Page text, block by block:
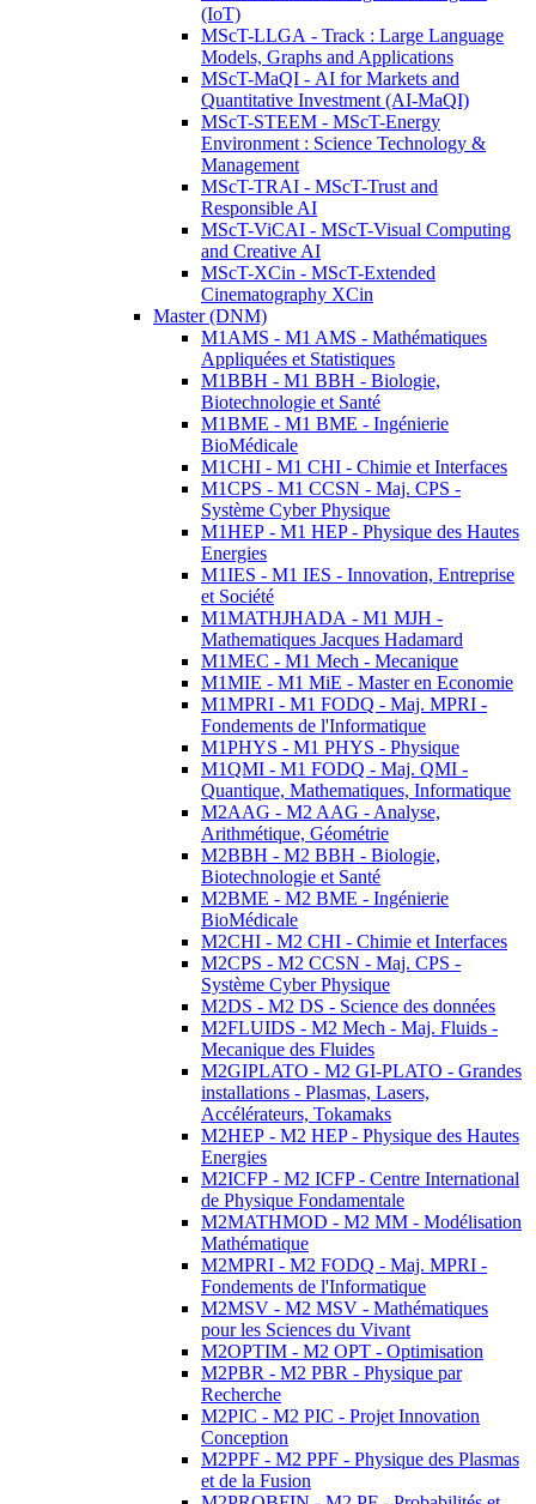
(IoT)
MScT-LLGA - Track : Large Language
Models, Graphs and Applications
MScT-MaQI - AI for Markets and
Quantitative Investment (AI-MaQI)
MScT-STEEM - MScT-Energy
Environment : Science Technology &
Management
MScT-TRAI - MScT-Trust and
Responsible AI
MScT-ViCAI - MScT-Visual Computing
and Creative AI
MScT-XCin - MScT-Extended
Cinematography XCin
Master (DNM)
M1AMS - M1 AMS - Mathématiques
Appliquées et Statistiques
M1BBH - M1 BBH - Biologie,
Biotechnologie et Santé
M1BME - M1 BME - Ingénierie
BioMédicale
M1CHI - M1 CHI - Chimie et Interfaces
M1CPS - M1 CCSN - Maj. CPS -
Système Cyber Physique
M1HEP - M1 HEP - Physique des Hautes
Energies
M1IES - M1 IES - Innovation, Entreprise
et Société
M1MATHJHADA - M1 MJH -
Mathematiques Jacques Hadamard
M1MEC - M1 Mech - Mecanique
M1MIE - M1 MiE - Master en Economie
M1MPRI - M1 FODQ - Maj. MPRI -
Fondements de l'Informatique
M1PHYS - M1 PHYS - Physique
M1QMI - M1 FODQ - Maj. QMI -
Quantique, Mathematiques, Informatique
M2AAG - M2 AAG - Analyse,
Arithmétique, Géométrie
M2BBH - M2 BBH - Biologie,
Biotechnologie et Santé
M2BME - M2 BME - Ingénierie
BioMédicale
M2CHI - M2 CHI - Chimie et Interfaces
M2CPS - M2 CCSN - Maj. CPS -
Système Cyber Physique
M2DS - M2 DS - Science des données
M2FLUIDS - M2 Mech - Maj. Fluids -
Mecanique des Fluides
M2GIPLATO - M2 GI-PLATO - Grandes
installations - Plasmas, Lasers,
Accélérateurs, Tokamaks
M2HEP - M2 HEP - Physique des Hautes
Energies
M2ICFP - M2 ICFP - Centre International
de Physique Fondamentale
M2MATHMOD - M2 MM - Modélisation
Mathématique
M2MPRI - M2 FODQ - Maj. MPRI -
Fondements de l'Informatique
M2MSV - M2 MSV - Mathématiques
pour les Sciences du Vivant
M2OPTIM - M2 OPT - Optimisation
M2PBR - M2 PBR - Physique par
Recherche
M2PIC - M2 PIC - Projet Innovation
Conception
M2PPF - M2 PPF - Physique des Plasmas
et de la Fusion